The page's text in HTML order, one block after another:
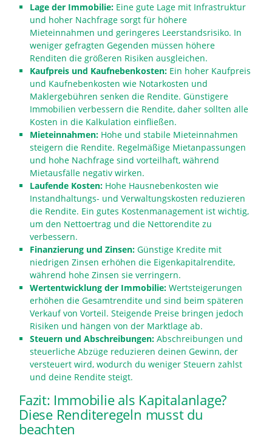
Lage der Immobilie: Eine gute Lage mit Infrastruktur
und hoher Nachfrage sorgt für höhere
Mieteinnahmen und geringeres Leerstandsrisiko. In
weniger gefragten Gegenden müssen höhere
Renditen die größeren Risiken ausgleichen.
Kaufpreis und Kaufnebenkosten: Ein hoher Kaufpreis
und Kaufnebenkosten wie Notarkosten und
Maklergebühren senken die Rendite. Günstigere
Immobilien verbessern die Rendite, daher sollten alle
Kosten in die Kalkulation einfließen.
Mieteinnahmen: Hohe und stabile Mieteinnahmen
steigern die Rendite. Regelmäßige Mietanpassungen
und hohe Nachfrage sind vorteilhaft, während
Mietausfälle negativ wirken.
Laufende Kosten: Hohe Hausnebenkosten wie
Instandhaltungs- und Verwaltungskosten reduzieren
die Rendite. Ein gutes Kostenmanagement ist wichtig,
um den Nettoertrag und die Nettorendite zu
verbessern.
Finanzierung und Zinsen: Günstige Kredite mit
niedrigen Zinsen erhöhen die Eigenkapitalrendite,
während hohe Zinsen sie verringern.
Wertentwicklung der Immobilie: Wertsteigerungen
erhöhen die Gesamtrendite und sind beim späteren
Verkauf von Vorteil. Steigende Preise bringen jedoch
Risiken und hängen von der Marktlage ab.
Steuern und Abschreibungen: Abschreibungen und
steuerliche Abzüge reduzieren deinen Gewinn, der
versteuert wird, wodurch du weniger Steuern zahlst
und deine Rendite steigt.
Fazit: Immobilie als Kapitalanlage?
Diese Renditeregeln musst du
beachten